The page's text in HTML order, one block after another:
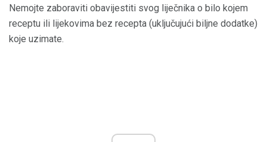
Nemojte zaboraviti obavijestiti svog liječnika o bilo kojem
receptu ili lijekovima bez recepta (uključujući biljne dodatke)
koje uzimate.